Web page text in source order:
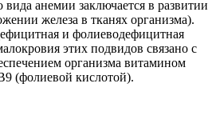
вида анемии заключается в развитии
железа в тканях организма).
и фолиеводефицитная
этих подвидов связано с
организма витамином
(фолиевой кислотой).